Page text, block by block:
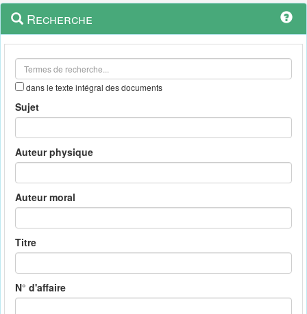
Navigation
outils
Menu
contextuel
Recherche
dans le texte intégral des documents
Sujet
Auteur physique
Auteur moral
Titre
N° d'affaire